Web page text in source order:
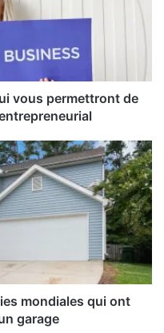
vous permettront de
mondiales qui ont
garage